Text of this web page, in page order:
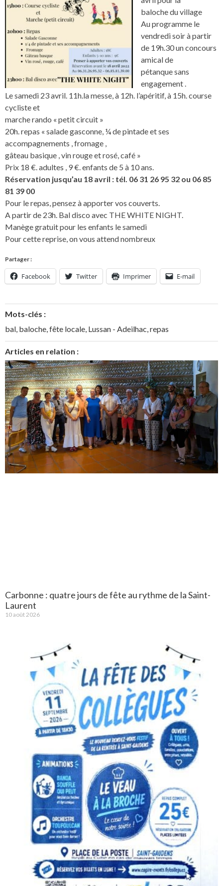
baloche du village
Au programme le
vendredi soir à partir
de 19h.30 un concours
amical de
pétanque sans
engagement .
Le samedi 23 avril. 11h.la messe, à 12h. l’apéritif, à 15h. course
cycliste et
marche rando « petit circuit »
20h. repas « salade gasconne, ¼ de pintade et ses
accompagnements , fromage ,
gâteau basique , vin rouge et rosé, café »
Prix 18 €. adultes , 9 €. enfants de 5 à 10 ans.
Réservation jusqu’au 18 avril : tél. 06 31 26 95 32 ou 06 85
81 39 00
Pour le repas, pensez à apporter vos couverts.
A partir de 23h. Bal disco avec THE WHITE NIGHT.
Manège gratuit pour les enfants le samedi
Pour cette reprise, on vous attend nombreux
Partager :
Facebook Twitter Imprimer E-mail
Mots-clés :
bal baloche fête locale Lussan - Adeilhac repas
Articles en relation :
Carbonne : quatre jours de fête au rythme de la Saint-
Laurent
10 août 2026